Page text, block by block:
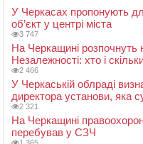
У Черкасах пропонують
об’єкт у центрі міста
3 747
На Черкащині розпочнуть
Незалежності: хто і
2 466
У Черкаській облраді
директора установи, яка
2 321
На Черкащині
перебував у СЗЧ